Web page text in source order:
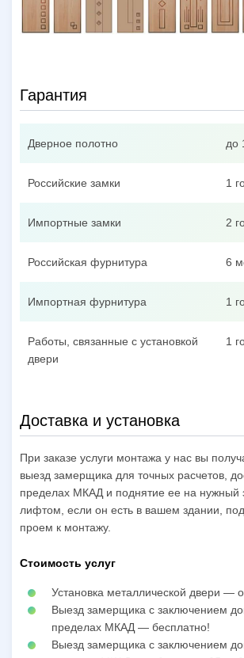
Гарантия
Дверное полотно до
Российские замки 1
Импортные замки 2
Российская фурнитура 6
Импортная фурнитура 1
Работы, связанные с установкой
двери
1
Доставка и установка
При заказе услуги монтажа у нас вы
выезд замерщика для точных расчетов,
пределах МКАД и поднятие ее на нужный
лифтом, если он есть в вашем здании,
проем к монтажу.
Стоимость услуг
Установка металлической двери —
Выезд замерщика с заключением
пределах МКАД — бесплатно!
Выезд замерщика с заключением